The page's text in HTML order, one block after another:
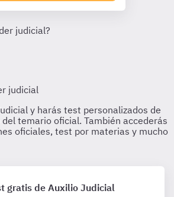
gratis de Auxilio Judicial